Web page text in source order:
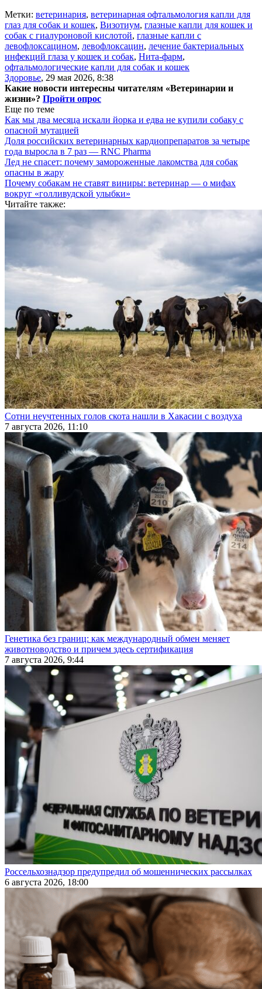
Метки: ветеринария, ветеринарная офтальмология капли для
глаз для собак и кошек, Визотиум, глазные капли для кошек и
собак с гиалуроновой кислотой, глазные капли с
левофлоксацином, левофлоксацин, лечение бактериальных
инфекций глаза у кошек и собак, Нита-фарм,
офтальмологические капли для собак и кошек
Здоровье, 29 мая 2026, 8:38
Какие новости интересны читателям «Ветеринарии и
жизни»? Пройти опрос
Еще по теме
Как мы два месяца искали йорка и едва не купили собаку с
опасной мутацией
Доля российских ветеринарных кардиопрепаратов за четыре
года выросла в 7 раз — RNC Pharma
Лед не спасет: почему замороженные лакомства для собак
опасны в жару
Почему собакам не ставят виниры: ветеринар — о мифах
вокруг «голливудской улыбки»
Читайте также:
Сотни неучтенных голов скота нашли в Хакасии с воздуха
7 августа 2026, 11:10
Генетика без границ: как международный обмен меняет
животноводство и причем здесь сертификация
7 августа 2026, 9:44
Россельхознадзор предупредил об мошеннических рассылках
6 августа 2026, 18:00